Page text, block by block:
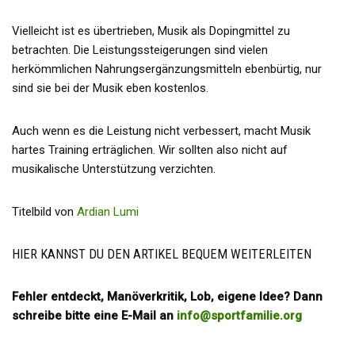
Vielleicht ist es übertrieben, Musik als Dopingmittel zu
betrachten. Die Leistungssteigerungen sind vielen
herkömmlichen Nahrungsergänzungsmitteln ebenbürtig, nur
sind sie bei der Musik eben kostenlos.
Auch wenn es die Leistung nicht verbessert, macht Musik
hartes Training erträglichen. Wir sollten also nicht auf
musikalische Unterstützung verzichten.
Titelbild von Ardian Lumi
HIER KANNST DU DEN ARTIKEL BEQUEM WEITERLEITEN
Fehler entdeckt, Manöverkritik, Lob, eigene Idee? Dann
schreibe bitte eine E-Mail an info@sportfamilie.org